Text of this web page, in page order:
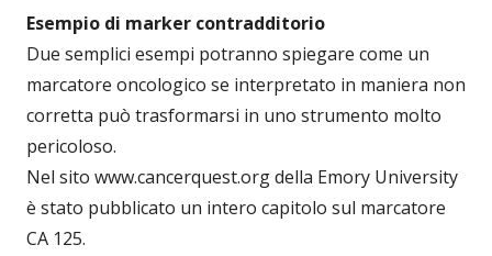
Esempio di marker contradditorio
Due semplici esempi potranno spiegare come un
marcatore oncologico se interpretato in maniera non
corretta può trasformarsi in uno strumento molto
pericoloso.
Nel sito www.cancerquest.org della Emory University
è stato pubblicato un intero capitolo sul marcatore
CA 125.